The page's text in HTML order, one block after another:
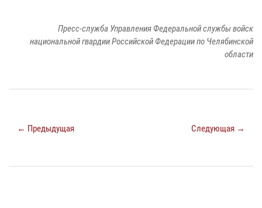
Пресс-служба Управления Федеральной службы войск
национальной гвардии Российской Федерации по Челябинской
области
← Предыдущая Следующая →